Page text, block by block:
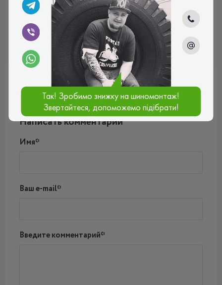
ВСЕСЕЗОННІ
Пока нет комментариев
Написать комментарий
Имя*
Ваш e-mail*
Введите комментарий*
Так! Зробимо знижку на шиномонтаж!
Звертайтеся, допоможемо підібрати!